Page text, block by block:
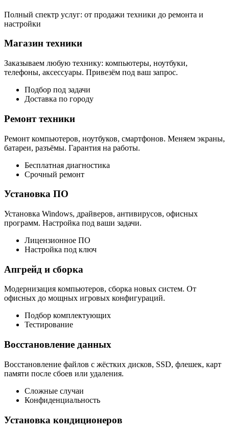
Полный спектр услуг: от продажи техники до ремонта и
настройки
Магазин техники
Заказываем любую технику: компьютеры, ноутбуки,
телефоны, аксессуары. Привезём под ваш запрос.
Подбор под задачи
Доставка по городу
Ремонт техники
Ремонт компьютеров, ноутбуков, смартфонов. Меняем экраны,
батареи, разъёмы. Гарантия на работы.
Бесплатная диагностика
Срочный ремонт
Установка ПО
Установка Windows, драйверов, антивирусов, офисных
программ. Настройка под ваши задачи.
Лицензионное ПО
Настройка под ключ
Апгрейд и сборка
Модернизация компьютеров, сборка новых систем. От
офисных до мощных игровых конфигураций.
Подбор комплектующих
Тестирование
Восстановление данных
Восстановление файлов с жёстких дисков, SSD, флешек, карт
памяти после сбоев или удаления.
Сложные случаи
Конфиденциальность
Установка кондиционеров